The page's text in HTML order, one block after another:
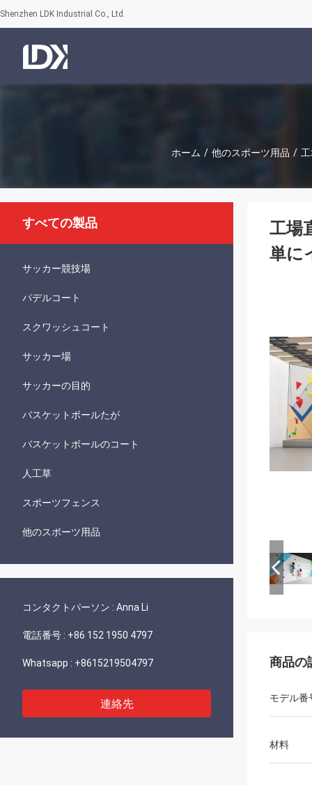
Shenzhen LDK Industrial Co., Ltd.
ホーム / 他のスポーツ用品 /
すべての製品
サッカー競技場
パデルコート
スクワッシュコート
サッカー場
サッカーの目的
バスケットボールたが
バスケットボールのコート
人工草
スポーツフェンス
他のスポーツ用品
コンタクトパーソン : Anna Li
電話番号 : +86 152 1950 4797
Whatsapp : +8615219504797
連絡先
工場
単に
商品の
モデル番
材料